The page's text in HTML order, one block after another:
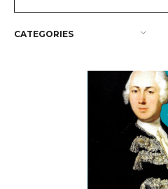
CATEGORIES